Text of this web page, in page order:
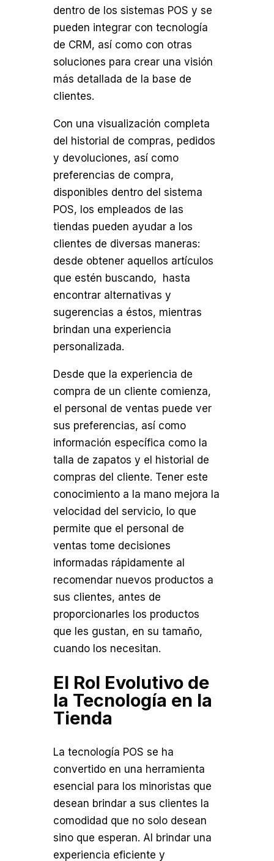
dentro de los sistemas POS y se
pueden integrar con tecnología
de CRM, así como con otras
soluciones para crear una visión
más detallada de la base de
clientes.
Con una visualización completa
del historial de compras, pedidos
y devoluciones, así como
preferencias de compra,
disponibles dentro del sistema
POS, los empleados de las
tiendas pueden ayudar a los
clientes de diversas maneras:
desde obtener aquellos artículos
que estén buscando, hasta
encontrar alternativas y
sugerencias a éstos, mientras
brindan una experiencia
personalizada.
Desde que la experiencia de
compra de un cliente comienza,
el personal de ventas puede ver
sus preferencias, así como
información específica como la
talla de zapatos y el historial de
compras del cliente. Tener este
conocimiento a la mano mejora la
velocidad del servicio, lo que
permite que el personal de
ventas tome decisiones
informadas rápidamente al
recomendar nuevos productos a
sus clientes, antes de
proporcionarles los productos
que les gustan, en su tamaño,
cuando los necesitan.
El Rol Evolutivo de
la Tecnología en la
Tienda
La tecnología POS se ha
convertido en una herramienta
esencial para los minoristas que
desean brindar a sus clientes la
comodidad que no solo desean
sino que esperan. Al brindar una
experiencia eficiente y